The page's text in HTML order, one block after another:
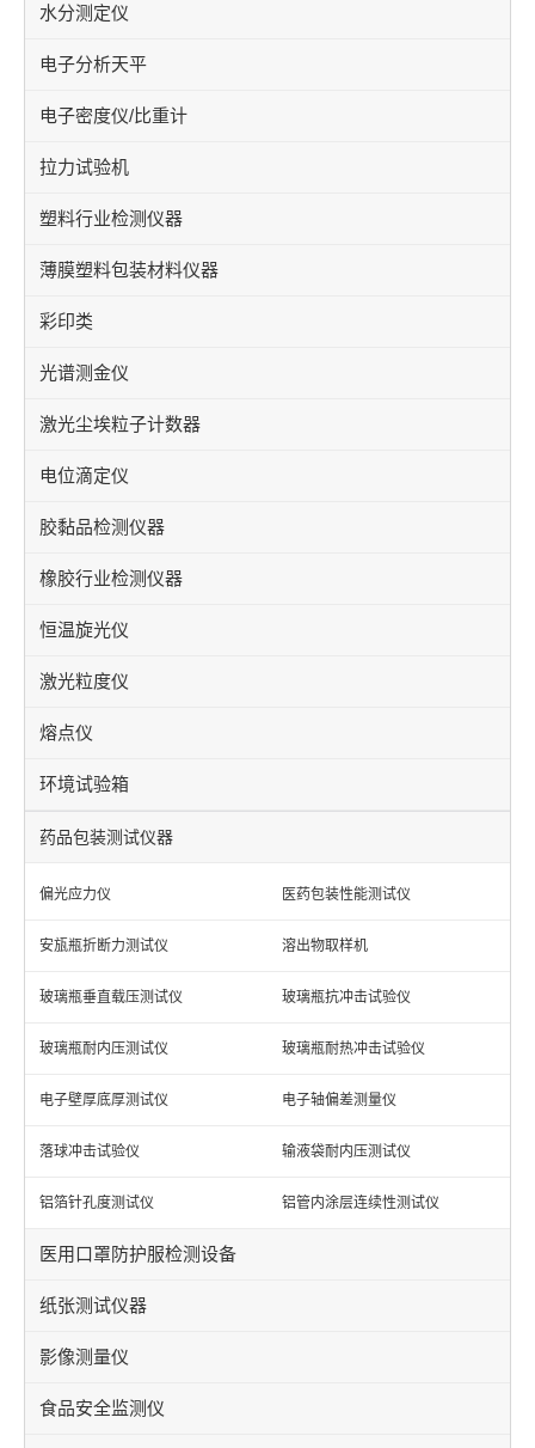
水分测定仪
电子分析天平
电子密度仪/比重计
拉力试验机
塑料行业检测仪器
薄膜塑料包装材料仪器
彩印类
光谱测金仪
激光尘埃粒子计数器
电位滴定仪
胶黏品检测仪器
橡胶行业检测仪器
恒温旋光仪
激光粒度仪
熔点仪
环境试验箱
药品包装测试仪器
偏光应力仪 医药包装性能测试仪
安瓬瓶折断力测试仪 溶出物取样机
玻璃瓶垂直载压测试仪 玻璃瓶抗冲击试验仪
玻璃瓶耐内压测试仪 玻璃瓶耐热冲击试验仪
电子壁厚底厚测试仪 电子轴偏差测量仪
落球冲击试验仪 输液袋耐内压测试仪
铝箔针孔度测试仪 铝管内涂层连续性测试仪
医用口罩防护服检测设备
纸张测试仪器
影像测量仪
食品安全监测仪